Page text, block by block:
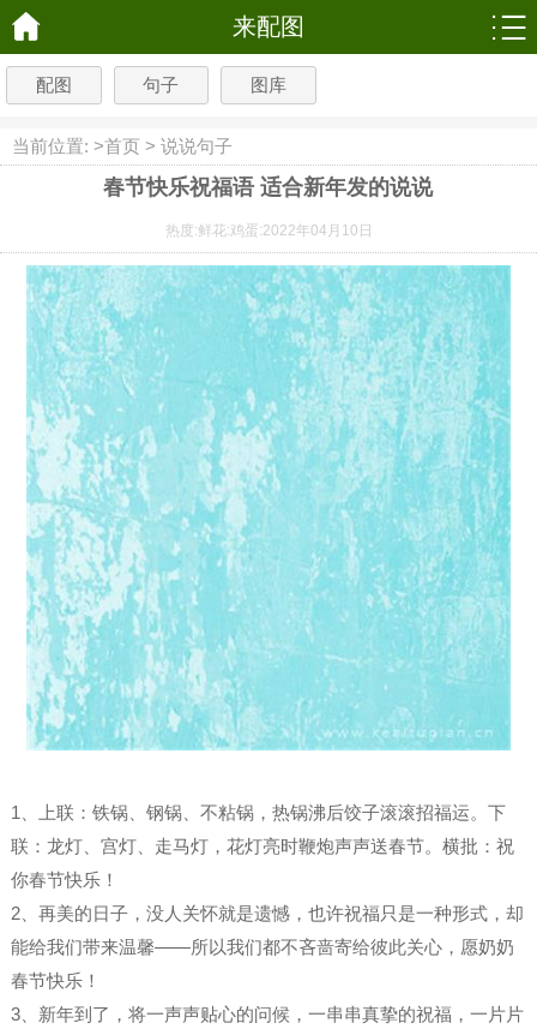
来配图
配图 句子 图库
当前位置: >首页 > 说说句子
春节快乐祝福语 适合新年发的说说
热度:鲜花:鸡蛋:2022年04月10日
1、上联：铁锅、钢锅、不粘锅，热锅沸后饺子滚滚招福运。下
联：龙灯、宫灯、走马灯，花灯亮时鞭炮声声送春节。横批：祝
你春节快乐！
2、再美的日子，没人关怀就是遗憾，也许祝福只是一种形式，却
能给我们带来温馨——所以我们都不吝啬寄给彼此关心，愿奶奶
春节快乐！
3、新年到了，将一声声贴心的问候，一串串真挚的祝福，一片片